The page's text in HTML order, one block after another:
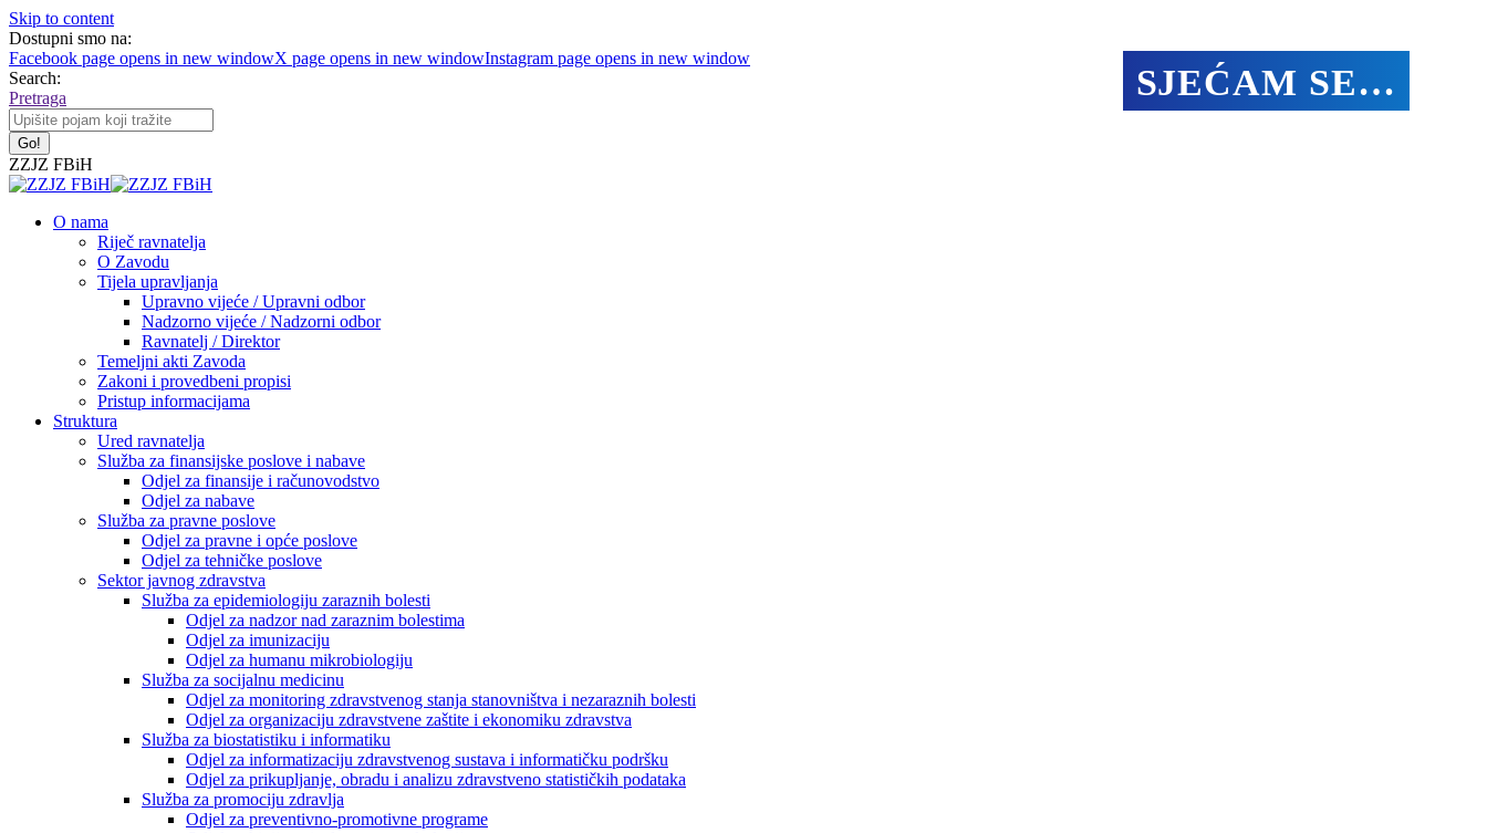
Skip to content
Dostupni smo na:
Facebook page opens in new windowX page opens in new windowInstagram page opens in new window
Search:
Pretraga
ZZJZ FBiH
SJEĆAM SE…
O nama
Riječ ravnatelja
O Zavodu
Tijela upravljanja
Upravno vijeće / Upravni odbor
Nadzorno vijeće / Nadzorni odbor
Ravnatelj / Direktor
Temeljni akti Zavoda
Zakoni i provedbeni propisi
Pristup informacijama
Struktura
Ured ravnatelja
Služba za finansijske poslove i nabave
Odjel za finansije i računovodstvo
Odjel za nabave
Služba za pravne poslove
Odjel za pravne i opće poslove
Odjel za tehničke poslove
Sektor javnog zdravstva
Služba za epidemiologiju zaraznih bolesti
Odjel za nadzor nad zaraznim bolestima
Odjel za imunizaciju
Odjel za humanu mikrobiologiju
Služba za socijalnu medicinu
Odjel za monitoring zdravstvenog stanja stanovništva i nezaraznih bolesti
Odjel za organizaciju zdravstvene zaštite i ekonomiku zdravstva
Služba za biostatistiku i informatiku
Odjel za informatizaciju zdravstvenog sustava i informatičku podršku
Odjel za prikupljanje, obradu i analizu zdravstveno statističkih podataka
Služba za promociju zdravlja
Odjel za preventivno-promotivne programe